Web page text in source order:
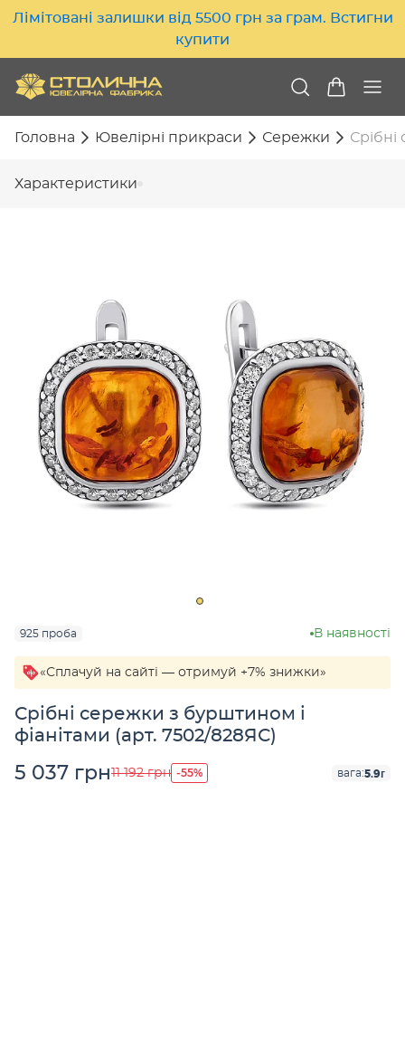
Лімітовані залишки від 5500 грн за грам. Встигни
купити
Головна Ювелірні прикраси Сережки
Характеристики
925 проба В наявності
«Сплачуй на сайті — отримуй +7% знижки»
Срібні сережки з бурштином і
фіанітами (арт. 7502/828ЯС)
5 037 грн11 192 грн -55% вага:5.9г